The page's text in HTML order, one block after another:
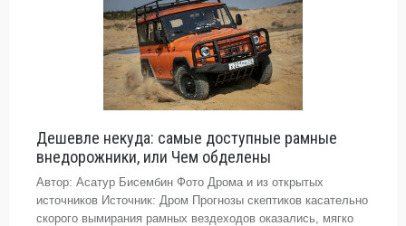
Дешевле некуда: самые доступные рамные
внедорожники, или Чем обделены
Автор: Асатур Бисембин Фото Дрома и из открытых
источников Источник: Дром Прогнозы скептиков касательно
скорого вымирания рамных вездеходов оказались, мягко